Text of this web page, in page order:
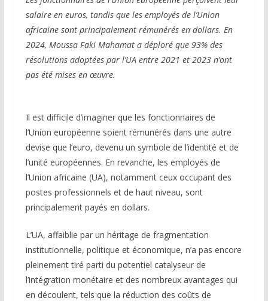
salaire en euros, tandis que les employés de l’Union
africaine sont principalement rémunérés en dollars. En
2024, Moussa Faki Mahamat a déploré que 93% des
résolutions adoptées par l’UA entre 2021 et 2023 n’ont
pas été mises en œuvre.
Il est difficile d’imaginer que les fonctionnaires de
l’Union européenne soient rémunérés dans une autre
devise que l’euro, devenu un symbole de l’identité et de
l’unité européennes. En revanche, les employés de
l’Union africaine (UA), notamment ceux occupant des
postes professionnels et de haut niveau, sont
principalement payés en dollars.
L’UA, affaiblie par un héritage de fragmentation
institutionnelle, politique et économique, n’a pas encore
pleinement tiré parti du potentiel catalyseur de
l’intégration monétaire et des nombreux avantages qui
en découlent, tels que la réduction des coûts de